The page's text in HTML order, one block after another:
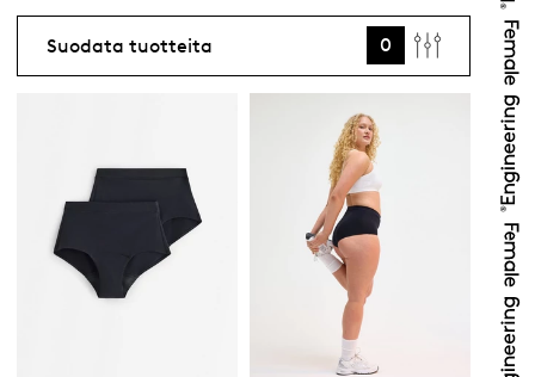
Suodata tuotteita 0